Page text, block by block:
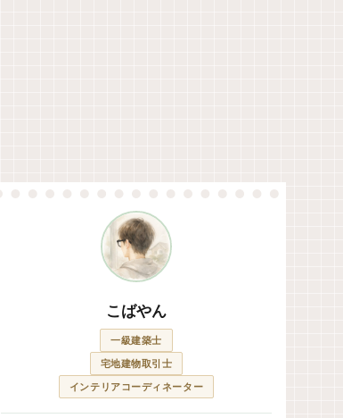
こばやん
一級建築士
宅地建物取引士
インテリアコーディネーター